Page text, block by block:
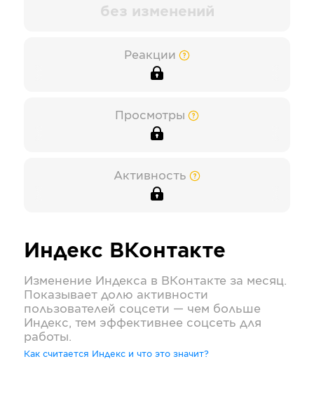
без изменений
Реакции
Просмотры
Активность
Индекс ВКонтакте
Изменение Индекса в ВКонтакте за месяц.
Показывает долю активности
пользователей соцсети — чем больше
Индекс, тем эффективнее соцсеть для
работы.
Как считается Индекс и что это значит?